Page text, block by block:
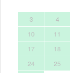
3
4
10
11
17
18
24
25